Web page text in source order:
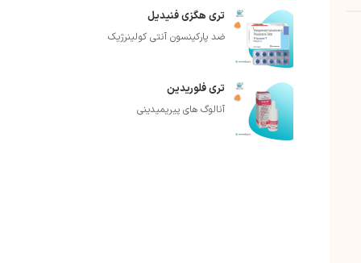
تری هگزی فنیدیل
ضد پارکینسون آنتی کولینرژیک
تری فلوریدین
آنالوگ های پیریمیدینی